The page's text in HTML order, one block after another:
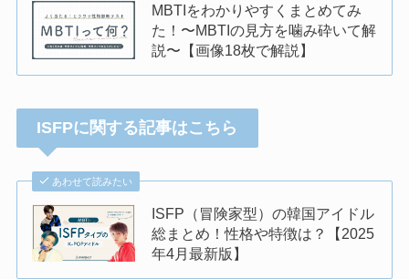
MBTIをわかりやすくまとめてみ
た！〜MBTIの見方を噛み砕いて解
説〜【画像18枚で解説】
ISFPに関する記事はこちら
あわせて読みたい
ISFP（冒険家型）の韓国アイドル
総まとめ！性格や特徴は？【2025
年4月最新版】